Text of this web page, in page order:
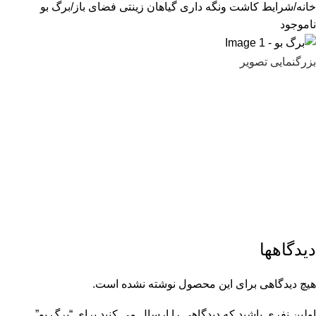
خانه شرایط کاشت ونگه داری گیاهان زینتی فضای باز برگ بو
ناموجود
بزرگنمایی تصویر
دیدگاهها
هیچ دیدگاهی برای این محصول نوشته نشده است.